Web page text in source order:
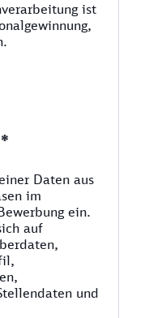
ist
Daten aus
im
ein.
auf
und